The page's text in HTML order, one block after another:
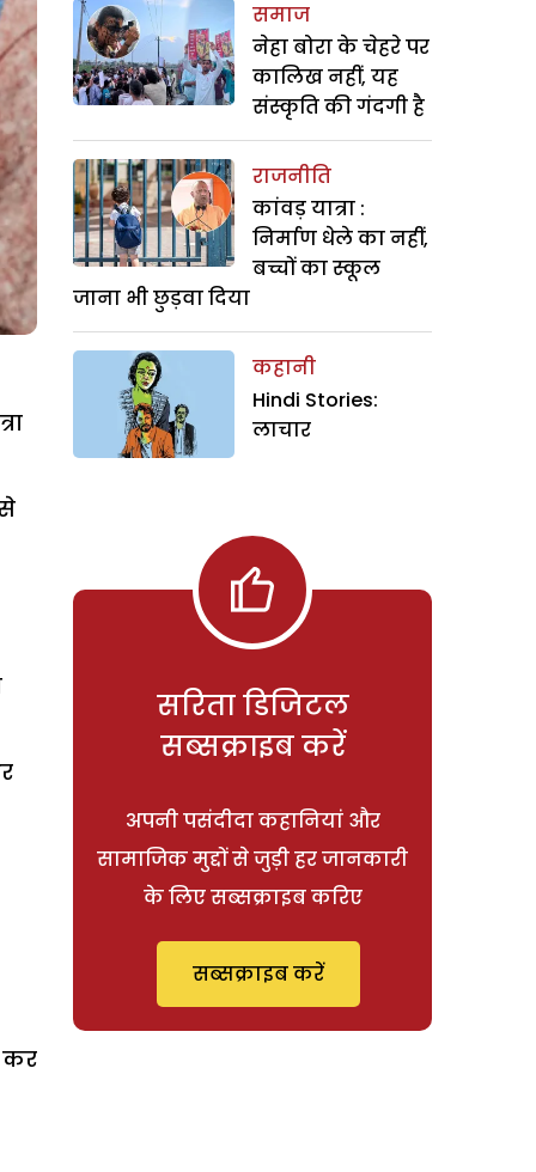
कर
समाज
नेहा बोरा के चेहरे पर
कालिख नहीं, यह
संस्कृति की गंदगी है
राजनीति
कांवड़ यात्रा :
निर्माण धेले का नहीं,
बच्चों का स्कूल
जाना भी छुड़वा दिया
कहानी
Hindi Stories:
लाचार
सरिता डिजिटल
सब्सक्राइब करें
अपनी पसंदीदा कहानियां और
सामाजिक मुद्दों से जुड़ी हर जानकारी
के लिए सब्सक्राइब करिए
सब्सक्राइब करें